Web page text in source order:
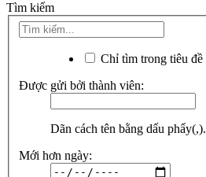
Tìm kiếm
Chỉ tìm trong tiêu đề
Được gửi bởi thành viên:
Dãn cách tên bằng dấu phẩy(,).
Mới hơn ngày: